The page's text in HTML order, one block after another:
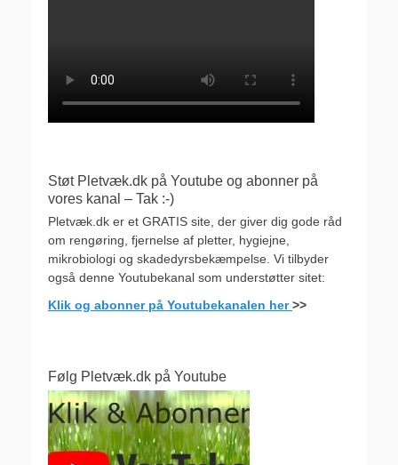
Støt Pletvæk.dk på Youtube og abonner på
vores kanal – Tak :-)
Pletvæk.dk er et GRATIS site, der giver dig gode råd
om rengøring, fjernelse af pletter, hygiejne,
mikrobiologi og skadedyrsbekæmpelse. Vi tilbyder
også denne Youtubekanal som understøtter sitet:
Klik og abonner på Youtubekanalen her>>
Følg Pletvæk.dk på Youtube